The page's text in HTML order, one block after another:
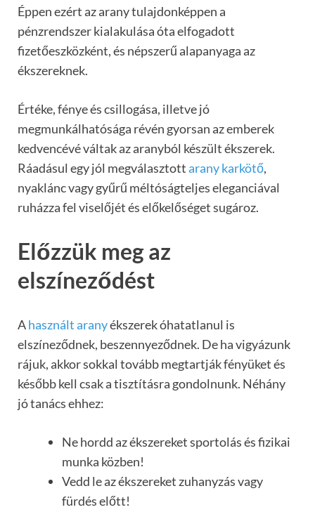
Éppen ezért az arany tulajdonképpen a
pénzrendszer kialakulása óta elfogadott
fizetőeszközként, és népszerű alapanyaga az
ékszereknek.
Értéke, fénye és csillogása, illetve jó
megmunkálhatósága révén gyorsan az emberek
kedvencévé váltak az aranyból készült ékszerek.
Ráadásul egy jól megválasztottarany karkötő,
nyaklánc vagy gyűrű méltóságteljes eleganciával
ruházza fel viselőjét és előkelőséget sugároz.
Előzzük meg az
elszíneződést
Ahasznált aranyékszerek óhatatlanul is
elszíneződnek, beszennyeződnek. De ha vigyázunk
rájuk, akkor sokkal tovább megtartják fényüket és
később kell csak a tisztításra gondolnunk. Néhány
jó tanács ehhez:
Ne hordd az ékszereket sportolás és fizikai
munka közben!
Vedd le az ékszereket zuhanyzás vagy
fürdés előtt!